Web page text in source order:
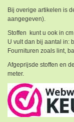
Bij overige artikelen is
aangegeven).
Stoffen kunt u ook in
U vult dan bij aantal in:
Fournituren zoals lint,
Afgeprijsde stoffen en
meter.